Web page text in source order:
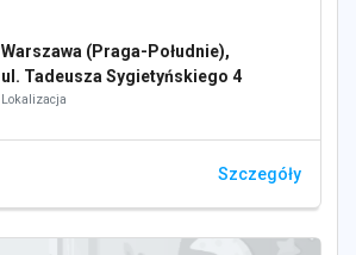
Warszawa (Praga-Południe),
ul. Tadeusza Sygietyńskiego 4
Lokalizacja
Szczegóły